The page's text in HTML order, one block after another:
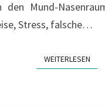
Mund-
Stress, falsche…
WEITERLESEN